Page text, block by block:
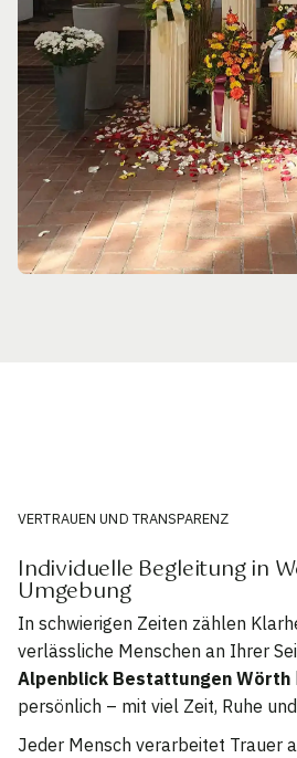
VERTRAUEN UND TRANSPARENZ
Individuelle Begleitung in
Umgebung
In schwierigen Zeiten zählen
verlässliche Menschen an Ihrer
Alpenblick Bestattungen Wörth
persönlich – mit viel Zeit, Ruhe
Jeder Mensch verarbeitet Trauer